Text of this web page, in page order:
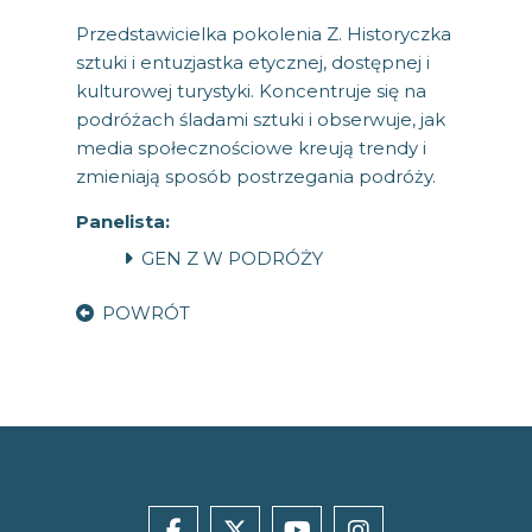
Przedstawicielka pokolenia Z. Historyczka
sztuki i entuzjastka etycznej, dostępnej i
kulturowej turystyki. Koncentruje się na
podróżach śladami sztuki i obserwuje, jak
media społecznościowe kreują trendy i
zmieniają sposób postrzegania podróży.
Panelista:
GEN Z W PODRÓŻY
POWRÓT